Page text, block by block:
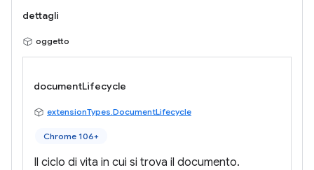
dettagli
oggetto
documentLifecycle
extensionTypes.DocumentLifecycle
Chrome 106+
Il ciclo di vita in cui si trova il documento.